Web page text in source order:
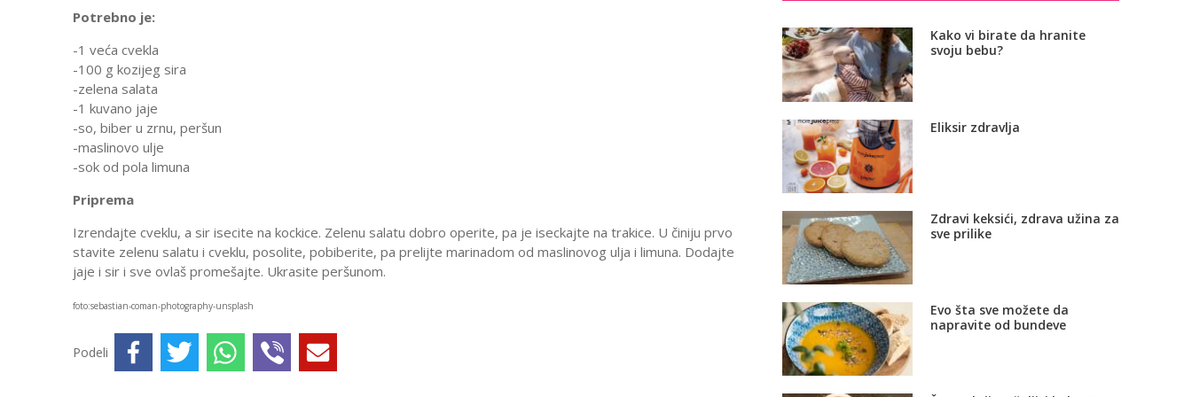
Potrebno je:
-1 veća cvekla
-100 g kozijeg sira
-zelena salata
-1 kuvano jaje
-so, biber u zrnu, peršun
-maslinovo ulje
-sok od pola limuna
Priprema
Izrendajte cveklu, a sir isecite na kockice. Zelenu salatu dobro operite, pa je iseckajte na trakice. U činiju prvo
stavite zelenu salatu i cveklu, posolite, pobiberite, pa prelijte marinadom od maslinovog ulja i limuna. Dodajte
jaje i sir i sve ovlaš promešajte. Ukrasite peršunom.
foto:sebastian-coman-photography-unsplash
Podeli
Kako vi birate da hranite
svoju bebu?
Eliksir zdravlja
Zdravi keksići, zdrava užina za
sve prilike
Evo šta sve možete da
napravite od bundeve